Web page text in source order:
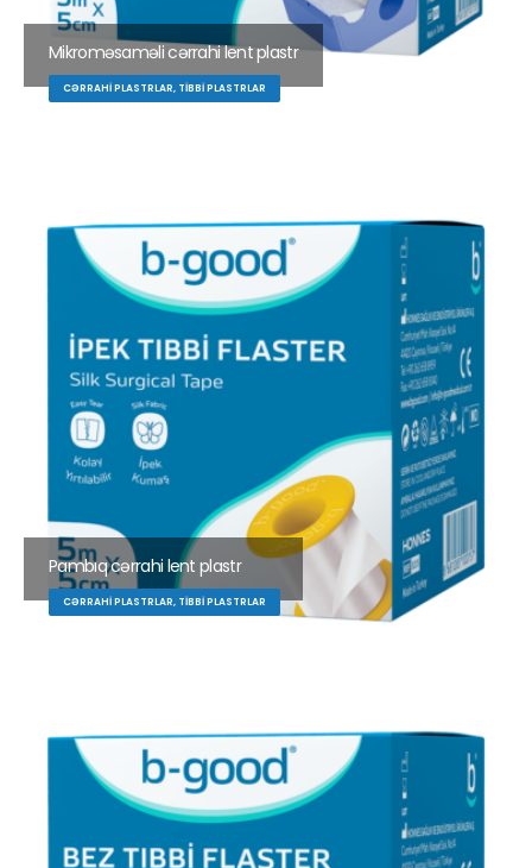
Mikroməsaməli cərrahi lent plastr
CƏRRAHI PLASTRLAR, TIBBI PLASTRLAR
Pambıq cərrahi lent plastr
CƏRRAHI PLASTRLAR, TIBBI PLASTRLAR